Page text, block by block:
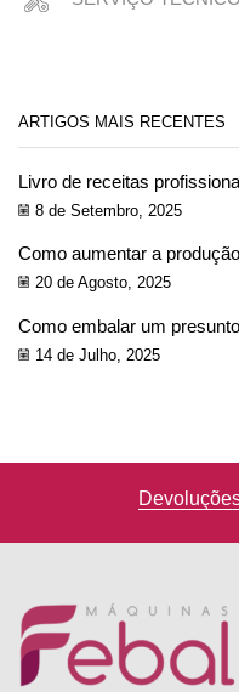
ARTIGOS MAIS RECENTES
Livro de receitas
8 de Setembro, 2025
Como aumentar a
20 de Agosto, 2025
Como embalar um
14 de Julho, 2025